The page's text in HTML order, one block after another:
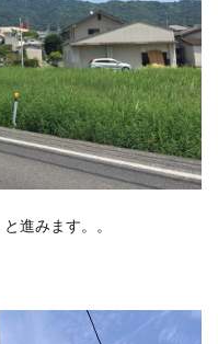
進みます。。